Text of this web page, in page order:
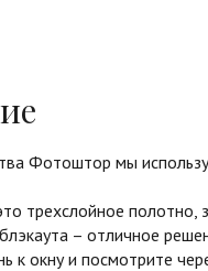
Фотоштор мы
трехслойное полотно,
– отличное
к окну и посмотрите